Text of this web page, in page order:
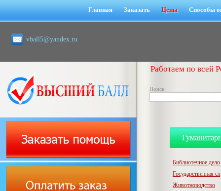
Главная Заказать Цены Способы
vball5@yandex.ru
Работаем по всей
Поиск:
Библиотечное дело
Государственная
Животноводство